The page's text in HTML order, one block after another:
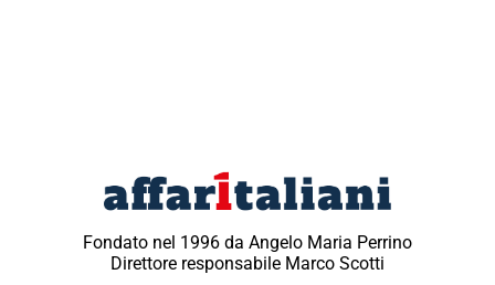
Fondato nel 1996 da Angelo Maria Perrino
Direttore responsabile Marco Scotti